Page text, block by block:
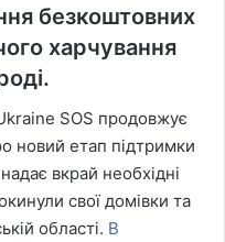
безкоштовних
харчування
SOS продовжує
новий етап підтримки
вкрай необхідні
свої домівки та
області. В